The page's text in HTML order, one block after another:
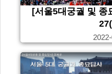
[서울5대궁궐 및 종